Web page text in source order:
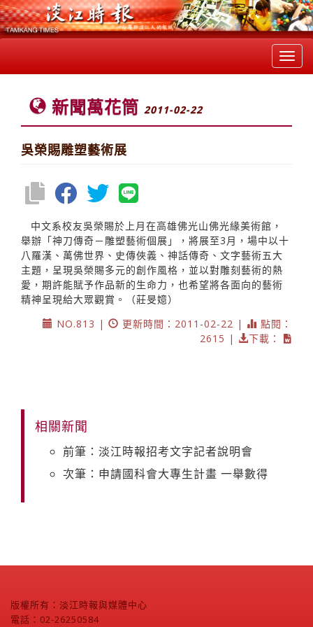
新聞萬花筒 2011-02-22
吳榮賜雕塑藝術展
中文系校友吳榮賜於上月在高雄佛光山佛光緣美術館，
舉辦「神刀傳奇－雕塑藝術個展」，將展至3月，場中以十
八羅漢、萬佛世界、史傳俠義、神話傳奇、文字藝術五大
主題，呈現吳榮賜多元的創作風格，並以對雕刻藝術的熱
愛，期許能賦予作品新的生命力，也希望將各面向的藝術
精神呈現給大眾觀賞。（莊旻嬑）
NO.813 |
更新時間：2011-02-22 |
點閱：
2615 |
下載：
相關新聞
前筆：淡江時報招考文字記者說明會
次筆：申請國科會大專生計畫 一舉數得
版權所有：淡江時報與媒體中心
電話：02-26250584